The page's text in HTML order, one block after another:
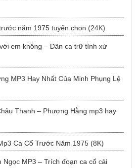
năm 1975 tuyển chọn (24K)
em không – Dân ca trữ tình xứ
MP3 Hay Nhất Của Minh Phụng Lệ
Thanh – Phượng Hằng mp3 hay
Ca Cổ Trước Năm 1975 (8K)
Ngọc MP3 – Trích đoạn ca cổ cải